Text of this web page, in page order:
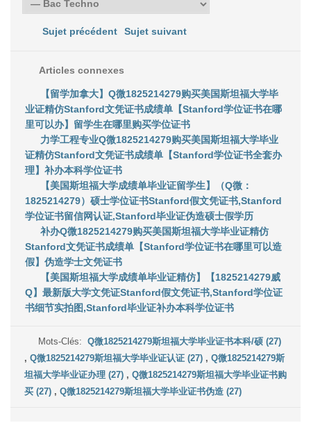
Sujet précédent Sujet suivant
Articles connexes
【留学加拿大】Q微1825214279购买美国斯坦福大学毕
业证精仿Stanford文凭证书成绩单【Stanford学位证书在哪
里可以办】留学生在哪里购买学位证书
力学工程专业Q微1825214279购买美国斯坦福大学毕业
证精仿Stanford文凭证书成绩单【Stanford学位证书全套办
理】补办本科学位证书
【美国斯坦福大学成绩单毕业证留学生】（Q微：
1825214279）硕士学位证书Stanford假文凭证书,Stanford
学位证书留信网认证,Stanford毕业证伪造硕士假学历
补办Q微1825214279购买美国斯坦福大学毕业证精仿
Stanford文凭证书成绩单【Stanford学位证书在哪里可以造
假】伪造学士文凭证书
【美国斯坦福大学成绩单毕业证精仿】【1825214279威
Q】最新版大学文凭证Stanford假文凭证书,Stanford学位证
书细节实拍图,Stanford毕业证补办本科学位证书
Mots-Clés:Q微1825214279斯坦福大学毕业证书本科/硕 (27)
, Q微1825214279斯坦福大学毕业证认证 (27) , Q微1825214279斯
坦福大学毕业证办理 (27) , Q微1825214279斯坦福大学毕业证书购
买 (27) , Q微1825214279斯坦福大学毕业证书伪造 (27)